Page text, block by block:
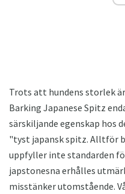
Trots att hundens storlek
Barking Japanese Spitz
särskiljande egenskap hos
"tyst japansk spitz. Alltför
uppfyller inte standarden
japstonesna erhålles
misstänker utomstående.